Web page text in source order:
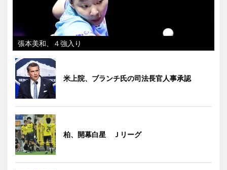
張本美和、４強入り
米上院、ブランチ氏の司法長官人事承認
柏、開幕白星 Ｊリーグ